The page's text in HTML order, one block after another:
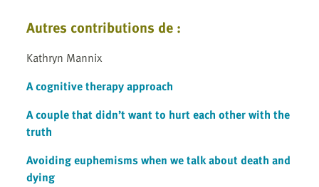
Autres contributions de :
Kathryn Mannix
A cognitive therapy approach
A couple that didn’t want to hurt each other with the
truth
Avoiding euphemisms when we talk about death and
dying